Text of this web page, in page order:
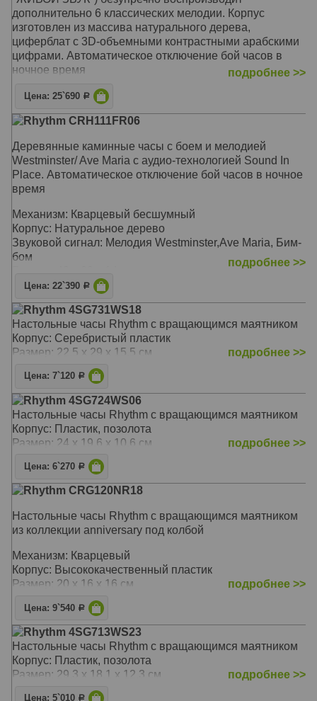
дополнительно 6 классических мелодии. Корпус
изготовлен из массива натурального дерева,
циферблат с 3D-объемными контрастными арабскими
цифрами. Автоматическое отключение бой часов в
ночное время
Механизм: Кварцевый
Звуковой сигнал: Мелодия Westminster, Бим-бом, 9
Размер: 32,5 x 24 x 12 см
подробнее >>
Цена: 25`690 Р
Rhythm CRH111FR06
Деревянные каминные часы с боем и мелодией
Westminster/ Ave Maria с аудио-технологией Sound In
Place. Автоматическое отключение бой часов в ночное
время
Механизм: Кварцевый бесшумный
Корпус: Натуральное дерево
Звуковой сигнал: Мелодия Westminster,Ave Maria, Бим-
бом
подробнее >>
Цена: 22`390 Р
Rhythm 4SG731WS18
Настольные часы Rhythm c вращающимся маятником
Корпус: Серебристый пластик
Размер: 22.5 x 29 x 15.5 см
подробнее >>
Цена: 7`120 Р
Rhythm 4SG724WS06
Настольные часы Rhythm c вращающимся маятником
Корпус: Пластик, позолота
Размер: 24 x 19.6 x 10.6 см
подробнее >>
Цена: 6`270 Р
Rhythm CRG120NR18
Настольные часы Rhythm c вращающимся маятником
из коллекции anniversary под колбой
Механизм: Кварцевый
Корпус: Высококачественный пластик
Размер: 20 x 16 x 16 см
подробнее >>
Цена: 9`540 Р
Rhythm 4SG713WS23
Настольные часы Rhythm c вращающимся маятником
Корпус: Пластик, позолота
Размер: 29.3 x 18.1 x 12.3 см
подробнее >>
Цена: 5`010 Р